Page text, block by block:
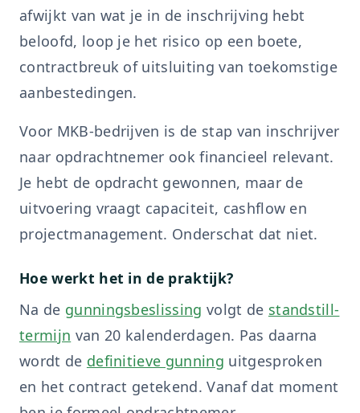
afwijkt van wat je in de inschrijving hebt
beloofd, loop je het risico op een boete,
contractbreuk of uitsluiting van toekomstige
aanbestedingen.
Voor MKB-bedrijven is de stap van inschrijver
naar opdrachtnemer ook financieel relevant.
Je hebt de opdracht gewonnen, maar de
uitvoering vraagt capaciteit, cashflow en
projectmanagement. Onderschat dat niet.
Hoe werkt het in de praktijk?
Na de gunningsbeslissing volgt de standstill-
termijn van 20 kalenderdagen. Pas daarna
wordt de definitieve gunning uitgesproken
en het contract getekend. Vanaf dat moment